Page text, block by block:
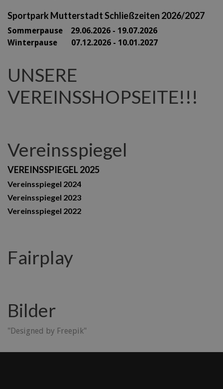
Sportpark Mutterstadt Schließzeiten 2026/2027
Sommerpause 29.06.2026 - 19.07.2026
Winterpause 07.12.2026 - 10.01.2027
UNSERE
VEREINSSHOPSEITE!!!
Vereinsspiegel
VEREINSSPIEGEL 2025
Vereinsspiegel 2024
Vereinsspiegel 2023
Vereinsspiegel 2022
Fairplay
Bilder
"Designed by Freepik"